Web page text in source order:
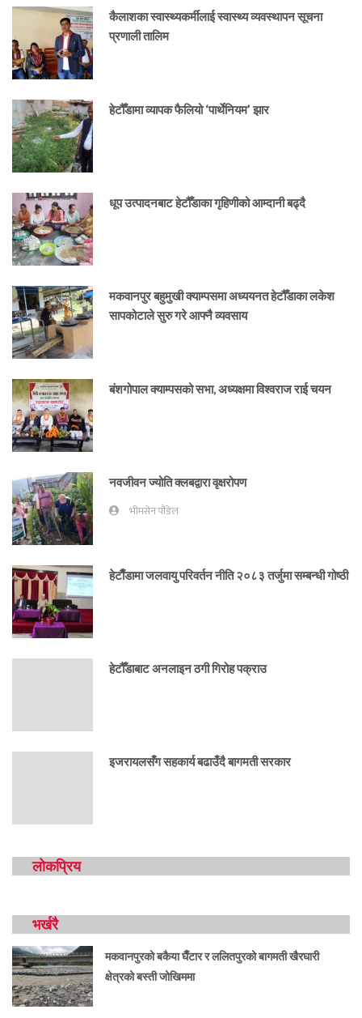
कैलाशका स्वास्थ्यकर्मीलाई स्वास्थ्य व्यवस्थापन सूचना
प्रणाली तालिम
हेटौँडामा व्यापक फैलियो ‘पार्थेनियम’ झार
धूप उत्पादनबाट हेटौँडाका गृहिणीको आम्दानी बढ्दै
मकवानपुर बहुमुखी क्याम्पसमा अध्ययनत हेटौँडाका लकेश
सापकोटाले सुरु गरे आफ्नै व्यवसाय
बंशगोपाल क्याम्पसको सभा, अध्यक्षमा विश्वराज राई चयन
नवजीवन ज्योति क्लबद्वारा वृक्षरोपण
भीमसेन पौडेल
हेटाैँडामा जलवायु परिवर्तन नीति २०८३ तर्जुमा सम्बन्धी गोष्ठी
हेटौँडाबाट अनलाइन ठगी गिरोह पक्राउ
इजरायलसँग सहकार्य बढाउँदै बागमती सरकार
लोकप्रिय
भर्खरै
मकवानपुरको बकैया घैँटार र ललितपुरको बागमती खैरघारी
क्षेत्रको बस्ती जोखिममा